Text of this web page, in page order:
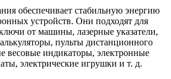
обеспечивает стабильную энергию
устройств. Они подходят для
от машины, лазерные указатели,
пульты дистанционного
весовые индикаторы, электронные
электрические игрушки и т. д.